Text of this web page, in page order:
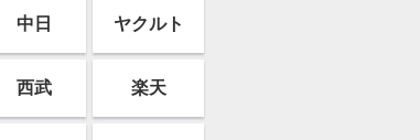
中日 ヤクルト
西武 楽天